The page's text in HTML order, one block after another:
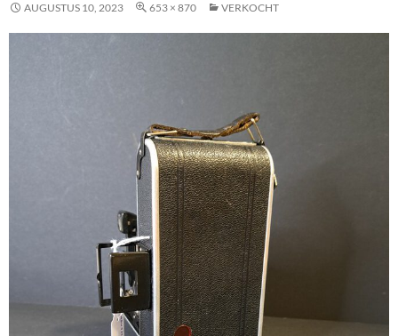
AUGUSTUS 10, 2023 653 × 870 VERKOCHT